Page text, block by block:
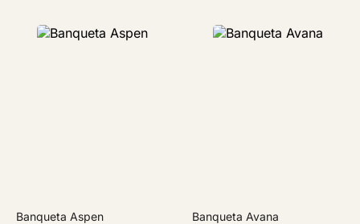
Banqueta Aspen Banqueta Avana